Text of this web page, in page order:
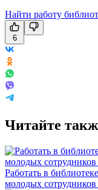
Найти работу
6
Читайте
Работать в
молодых сотрудников